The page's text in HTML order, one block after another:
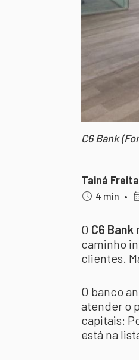
C6 Bank
Tainá
4 min •
O C6 Bank
caminho
clientes.
O banco
atender o
capitais:
está na